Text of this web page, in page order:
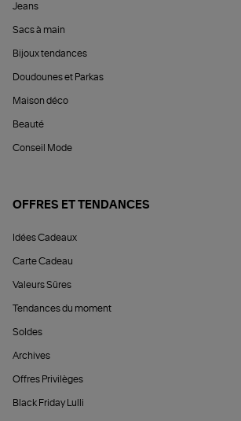
Jeans
Sacs à main
Bijoux tendances
Doudounes et Parkas
Maison déco
Beauté
Conseil Mode
OFFRES ET TENDANCES
Idées Cadeaux
Carte Cadeau
Valeurs Sûres
Tendances du moment
Soldes
Archives
Offres Privilèges
Black Friday Lulli